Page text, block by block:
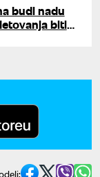
budi nadu
biti